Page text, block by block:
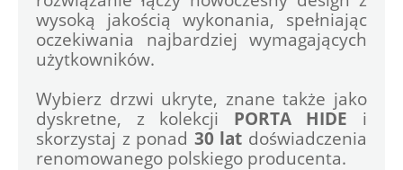
wysoką jakością wykonania, spełniając
oczekiwania najbardziej wymagających
użytkowników.
Wybierz drzwi ukryte, znane także jako
dyskretne, z kolekcji PORTA HIDE i
skorzystaj z ponad 30 lat doświadczenia
renomowanego polskiego producenta.